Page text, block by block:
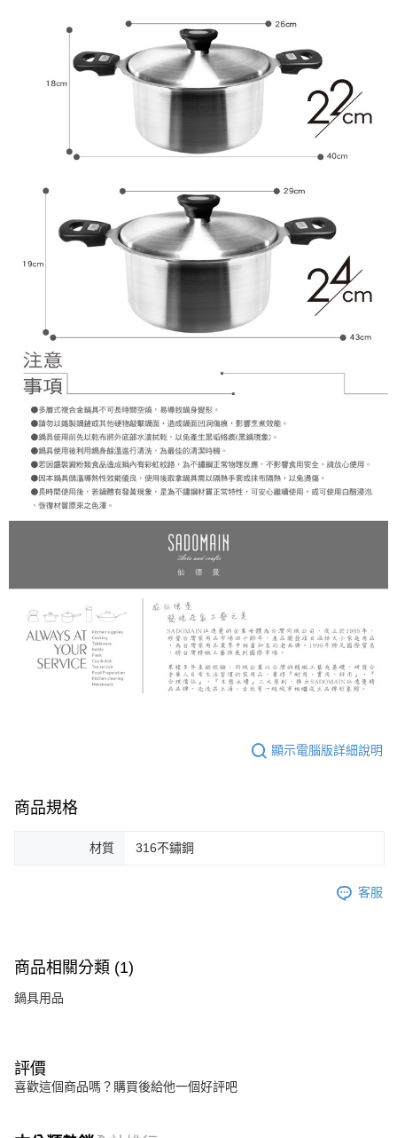
顯示電腦版詳細說明
商品規格
材質 316不鏽鋼
客服
商品相關分類 (1)
鍋具用品
評價
喜歡這個商品嗎？購買後給他一個好評吧